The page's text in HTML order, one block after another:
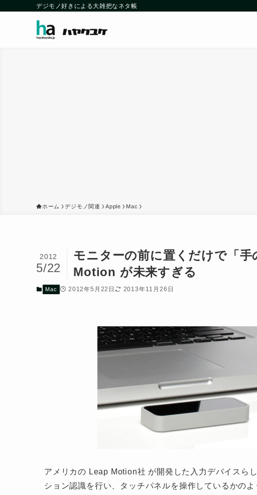
デジモノ好きによる大雑把なネタ帳
ホーム デジモノ関連 Apple Mac
モニターの前に置くだけで「
Motion が未来すぎる
2012
5/22
Mac 2012年5月22日 2013年11月26日
アメリカの Leap Motion社 が開発した入力デバイスら
ション認識を行い、タッチパネルを操作しているかの